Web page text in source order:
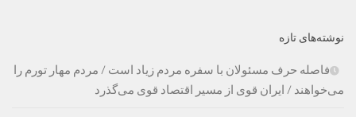
نوشته‌های تازه
فاصله حرف مسئولان با سفره مردم زیاد است / مردم مهار تورم را
می‌خواهند / ایران قوی از مسیر اقتصاد قوی می‌گذرد